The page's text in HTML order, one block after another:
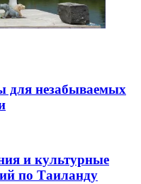
незабываемых
и культурные
по Таиланду